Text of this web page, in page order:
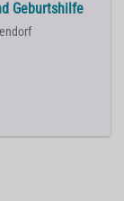
Geburtshilfe